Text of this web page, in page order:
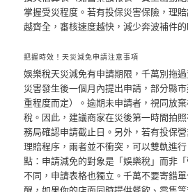
掌握受災程度。若有投保災害保險，理
越齊全，審核速度越快，減少奔波補件的
把握時效！天災減免申請注意事項
娛樂稅天災減免有申請期限，千萬別拖
災害發生後一個月內提出申請，部分縣
重程度而定）。逾期未申請者，視同放
稅。因此，建議商家在災後第一時間拍
務局確認申請截止日。另外，若有投保
理賠程序，兩者並不衝突，可以雙軌進
點：申請減免的對象是「娛樂稅」而非
不同，申請表格也獨立。千萬不要寄錯